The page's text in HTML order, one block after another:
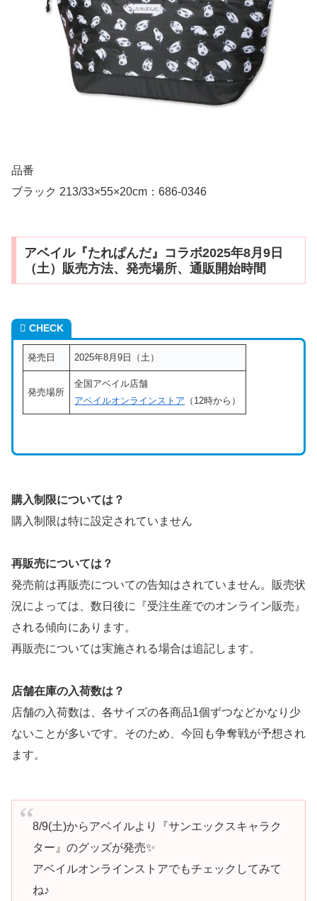
品番
ブラック 213/33×55×20cm：686-0346
アベイル『たれぱんだ』コラボ2025年8月9日
（土）販売方法、発売場所、通販開始時間
CHECK
発売日 2025年8月9日（土）
発売場所
全国アベイル店舗
アベイルオンラインストア （12時から）
購入制限については？
購入制限は特に設定されていません
再販売については？
発売前は再販売についての告知はされていません。販売状
況によっては、数日後に『受注生産でのオンライン販売』
される傾向にあります。
再販売については実施される場合は追記します。
店舗在庫の入荷数は？
店舗の入荷数は、各サイズの各商品1個ずつなどかなり少
ないことが多いです。そのため、今回も争奪戦が予想され
ます。
8/9(土)からアベイルより『サンエックスキャラク
ター』のグッズが発売✨
アベイルオンラインストアでもチェックしてみて
ね♪